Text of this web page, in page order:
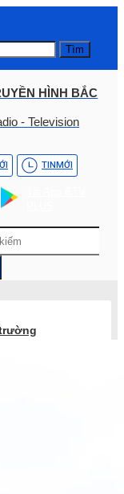
Tìm
HÌNH BẮC
- Television
TINMỚI